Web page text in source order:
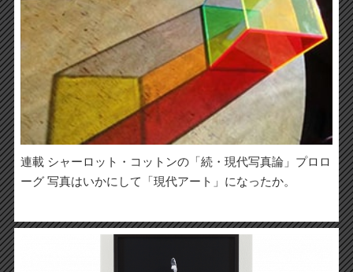
連載 シャーロット・コットンの「続・現代写真論」プロロ
ーグ 写真はいかにして「現代アート」になったか。